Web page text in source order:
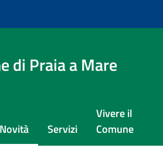
di Praia a Mare
Novità Servizi
Vivere il
Comune